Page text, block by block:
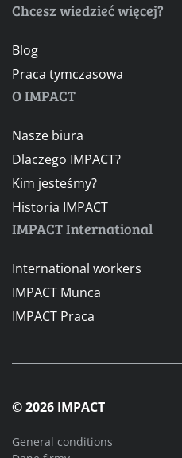
Chcesz wiedzieć więcej?
Blog
Praca tymczasowa
O IMPACT
Nasze biura
Dlaczego IMPACT?
Kim jesteśmy?
Historia IMPACT
IMPACT International
International workers
IMPACT Munca
IMPACT Praca
© 2026 IMPACT
General conditions